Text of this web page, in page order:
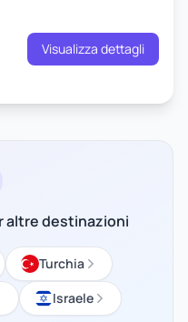
Visualizza dettagli
altre destinazioni
Turchia
Israele